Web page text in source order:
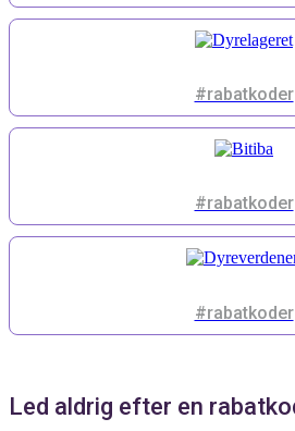
#rabatkoder
#rabatkoder
#rabatkoder
Led aldrig efter en